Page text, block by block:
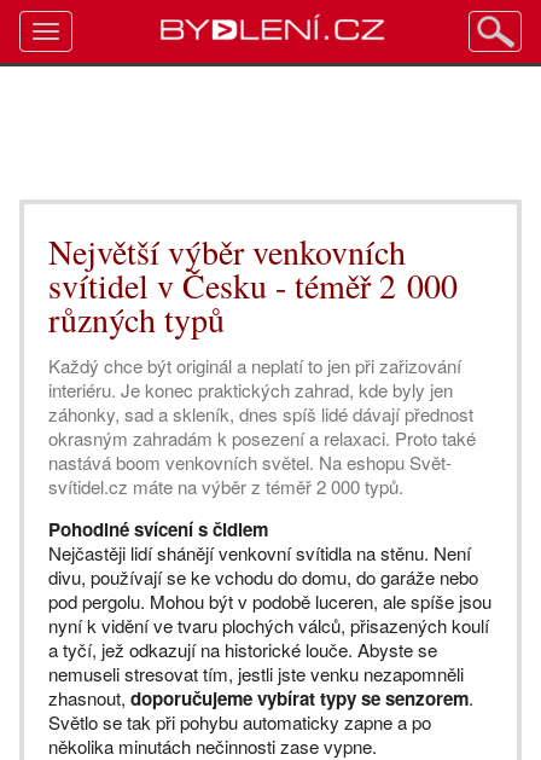
Největší výběr venkovních
svítidel v Česku - téměř 2 000
různých typů
Každý chce být originál a neplatí to jen při zařizování
interiéru. Je konec praktických zahrad, kde byly jen
záhonky, sad a skleník, dnes spíš lidé dávají přednost
okrasným zahradám k posezení a relaxaci. Proto také
nastává boom venkovních světel. Na e­shopu Svět­
svítidel.cz máte na výběr z téměř 2 000 typů.
Pohodlné svícení s čidlem
Nejčastěji lidí shánějí venkovní svítidla na stěnu. Není
divu, používají se ke vchodu do domu, do garáže nebo
pod pergolu. Mohou být v podobě luceren, ale spíše jsou
nyní k vidění ve tvaru plochých válců, přisazených koulí
a tyčí, jež odkazují na historické louče. Abyste se
nemuseli stresovat tím, jestli jste venku nezapomněli
zhasnout, doporučujeme vybírat typy se senzorem.
Světlo se tak při pohybu automaticky zapne a po
několika minutách nečinnosti zase vypne.
Toggle
navigation